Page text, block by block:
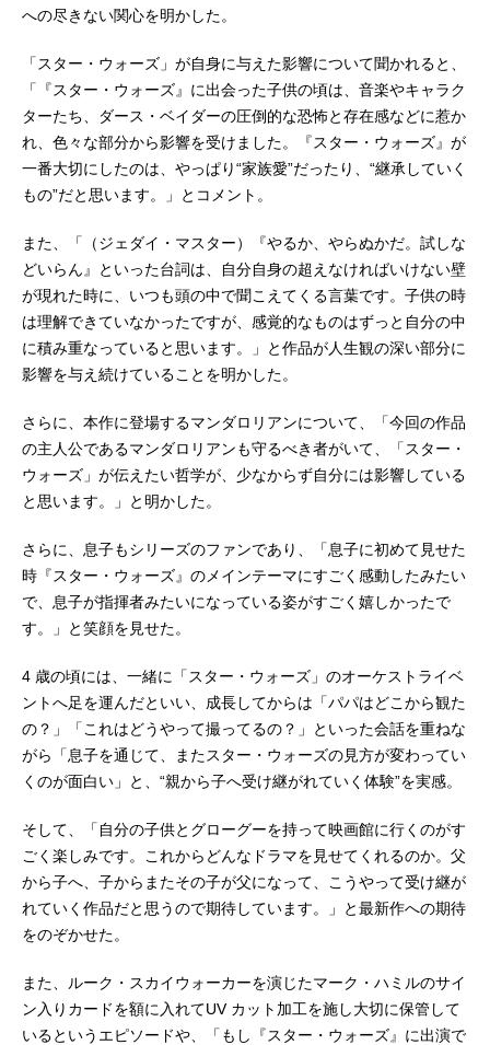
への尽きない関心を明かした。
「スター・ウォーズ」が自身に与えた影響について聞かれると、
「『スター・ウォーズ』に出会った子供の頃は、音楽やキャラク
ターたち、ダース・ベイダーの圧倒的な恐怖と存在感などに惹か
れ、色々な部分から影響を受けました。『スター・ウォーズ』が
一番大切にしたのは、やっぱり“家族愛”だったり、“継承していく
もの”だと思います。」とコメント。
また、「（ジェダイ・マスター）『やるか、やらぬかだ。試しな
どいらん』といった台詞は、自分自身の超えなければいけない壁
が現れた時に、いつも頭の中で聞こえてくる言葉です。子供の時
は理解できていなかったですが、感覚的なものはずっと自分の中
に積み重なっていると思います。」と作品が人生観の深い部分に
影響を与え続けていることを明かした。
さらに、本作に登場するマンダロリアンについて、「今回の作品
の主人公であるマンダロリアンも守るべき者がいて、「スター・
ウォーズ」が伝えたい哲学が、少なからず自分には影響している
と思います。」と明かした。
さらに、息子もシリーズのファンであり、「息子に初めて見せた
時『スター・ウォーズ』のメインテーマにすごく感動したみたい
で、息子が指揮者みたいになっている姿がすごく嬉しかったで
す。」と笑顔を見せた。
4 歳の頃には、一緒に「スター・ウォーズ」のオーケストライベ
ントへ足を運んだといい、成長してからは「パパはどこから観た
の？」「これはどうやって撮ってるの？」といった会話を重ねな
がら「息子を通じて、またスター・ウォーズの見方が変わってい
くのが面白い」と、“親から子へ受け継がれていく体験”を実感。
そして、「自分の子供とグローグーを持って映画館に行くのがす
ごく楽しみです。これからどんなドラマを見せてくれるのか。父
から子へ、子からまたその子が父になって、こうやって受け継が
れていく作品だと思うので期待しています。」と最新作への期待
をのぞかせた。
また、ルーク・スカイウォーカーを演じたマーク・ハミルのサイ
ン入りカードを額に入れてUV カット加工を施し大切に保管して
いるというエピソードや、「もし『スター・ウォーズ』に出演で